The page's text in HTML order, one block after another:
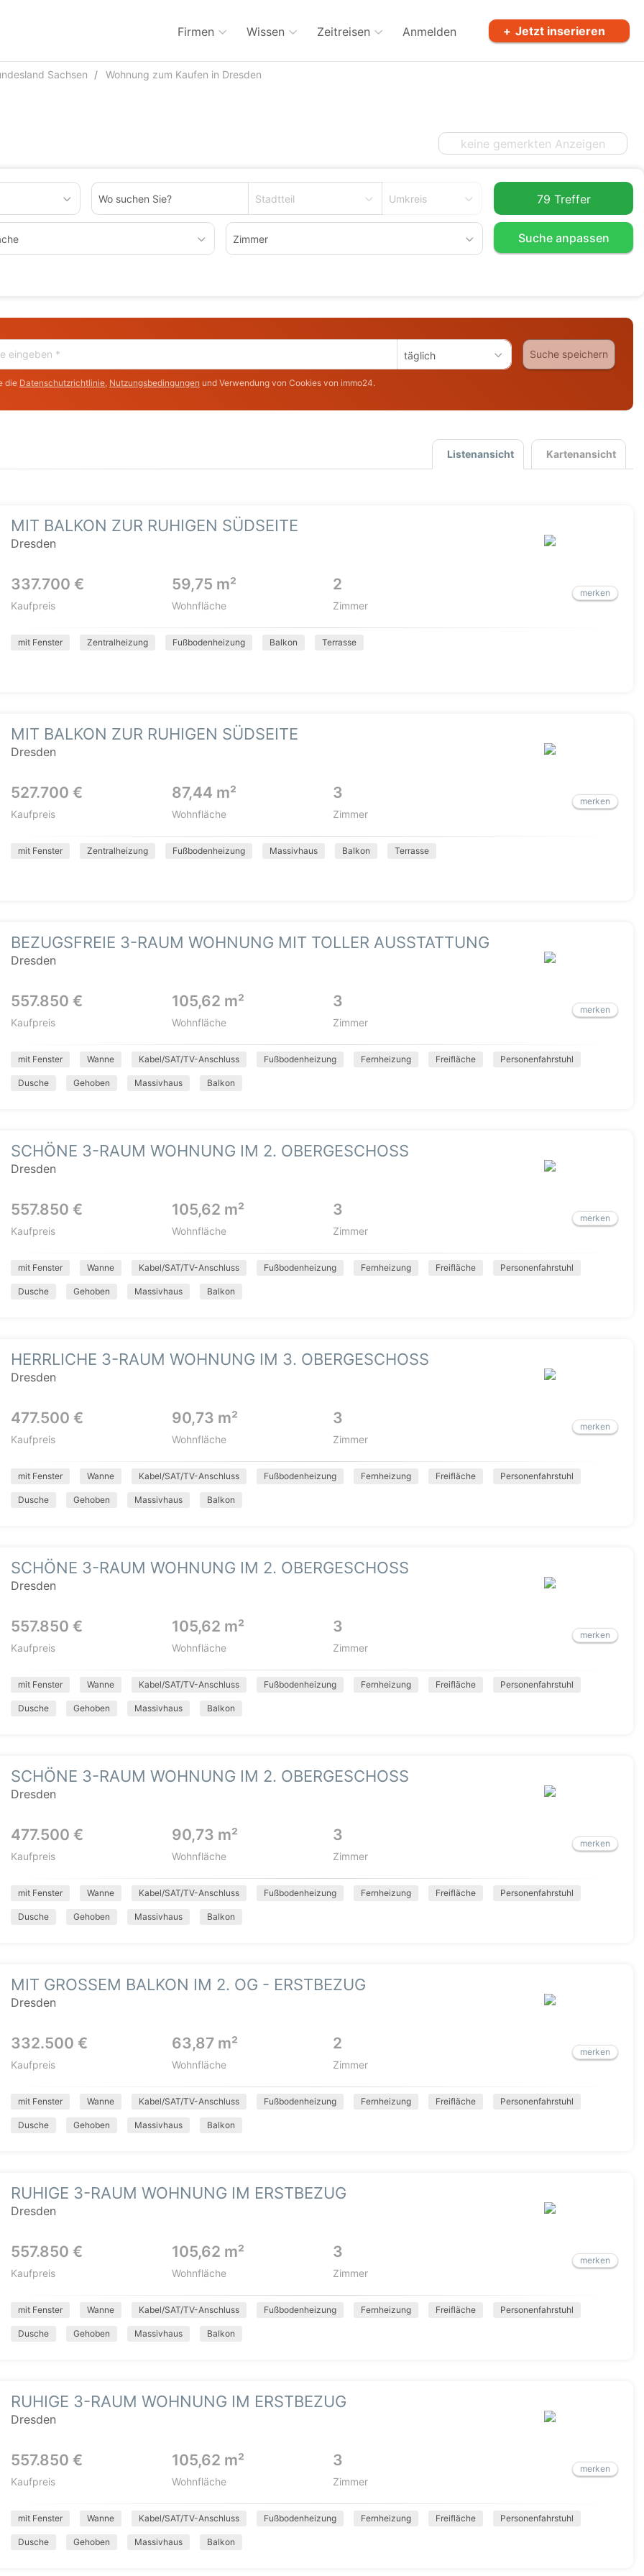
Firmen Wissen Zeitreisen Anmelden Jetzt inserieren
Sachsen Wohnung zum Kaufen in Dresden
keine gemerkten Anzeigen
Stadtteil Umkreis
Zimmer Suche anpassen
täglich Suche speichern
die Datenschutzrichtlinie, Nutzungsbedingungen und Verwendung von Cookies von immo24.
Kartenansicht
Listenansicht
MIT BALKON ZUR RUHIGEN SÜDSEITE
Dresden
337.700 €
Kaufpreis
59,75 m²
Wohnfläche
2
Zimmer
merken
mit Fenster Zentralheizung Fußbodenheizung Balkon Terrasse
MIT BALKON ZUR RUHIGEN SÜDSEITE
Dresden
527.700 €
Kaufpreis
87,44 m²
Wohnfläche
3
Zimmer
merken
mit Fenster Zentralheizung Fußbodenheizung Massivhaus Balkon Terrasse
BEZUGSFREIE 3-RAUM WOHNUNG MIT TOLLER AUSSTATTUNG
Dresden
557.850 €
Kaufpreis
105,62 m²
Wohnfläche
3
Zimmer
merken
mit Fenster Wanne Kabel/SAT/TV-Anschluss Fußbodenheizung Fernheizung Freifläche Personenfahrstuhl
Dusche Gehoben Massivhaus Balkon
SCHÖNE 3-RAUM WOHNUNG IM 2. OBERGESCHOSS
Dresden
557.850 €
Kaufpreis
105,62 m²
Wohnfläche
3
Zimmer
merken
mit Fenster Wanne Kabel/SAT/TV-Anschluss Fußbodenheizung Fernheizung Freifläche Personenfahrstuhl
Dusche Gehoben Massivhaus Balkon
HERRLICHE 3-RAUM WOHNUNG IM 3. OBERGESCHOSS
Dresden
477.500 €
Kaufpreis
90,73 m²
Wohnfläche
3
Zimmer
merken
mit Fenster Wanne Kabel/SAT/TV-Anschluss Fußbodenheizung Fernheizung Freifläche Personenfahrstuhl
Dusche Gehoben Massivhaus Balkon
SCHÖNE 3-RAUM WOHNUNG IM 2. OBERGESCHOSS
Dresden
557.850 €
Kaufpreis
105,62 m²
Wohnfläche
3
Zimmer
merken
mit Fenster Wanne Kabel/SAT/TV-Anschluss Fußbodenheizung Fernheizung Freifläche Personenfahrstuhl
Dusche Gehoben Massivhaus Balkon
SCHÖNE 3-RAUM WOHNUNG IM 2. OBERGESCHOSS
Dresden
477.500 €
Kaufpreis
90,73 m²
Wohnfläche
3
Zimmer
merken
mit Fenster Wanne Kabel/SAT/TV-Anschluss Fußbodenheizung Fernheizung Freifläche Personenfahrstuhl
Dusche Gehoben Massivhaus Balkon
MIT GROSSEM BALKON IM 2. OG - ERSTBEZUG
Dresden
332.500 €
Kaufpreis
63,87 m²
Wohnfläche
2
Zimmer
merken
mit Fenster Wanne Kabel/SAT/TV-Anschluss Fußbodenheizung Fernheizung Freifläche Personenfahrstuhl
Dusche Gehoben Massivhaus Balkon
RUHIGE 3-RAUM WOHNUNG IM ERSTBEZUG
Dresden
557.850 €
Kaufpreis
105,62 m²
Wohnfläche
3
Zimmer
merken
mit Fenster Wanne Kabel/SAT/TV-Anschluss Fußbodenheizung Fernheizung Freifläche Personenfahrstuhl
Dusche Gehoben Massivhaus Balkon
RUHIGE 3-RAUM WOHNUNG IM ERSTBEZUG
Dresden
557.850 €
Kaufpreis
105,62 m²
Wohnfläche
3
Zimmer
merken
mit Fenster Wanne Kabel/SAT/TV-Anschluss Fußbodenheizung Fernheizung Freifläche Personenfahrstuhl
Dusche Gehoben Massivhaus Balkon